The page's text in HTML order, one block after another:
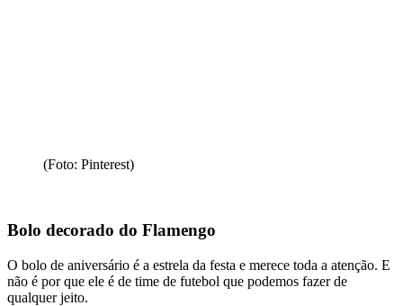
(Foto: Pinterest)
Bolo decorado do Flamengo
O bolo de aniversário é a estrela da festa e merece toda a atenção. E
não é por que ele é de time de futebol que podemos fazer de
qualquer jeito.